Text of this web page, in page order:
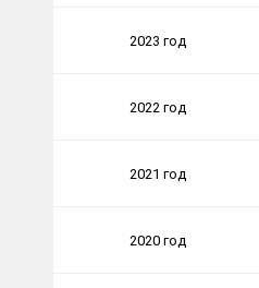
2023 год
2022 год
2021 год
2020 год